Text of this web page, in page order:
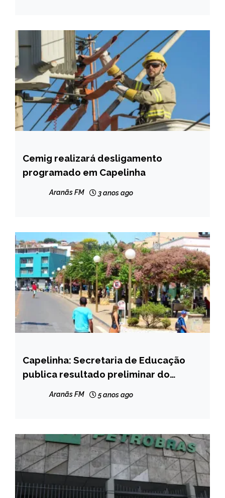
CAPELINHA
NOTÍCIAS
Cemig realizará desligamento
programado em Capelinha
Aranãs FM 3 anos ago
CAPELINHA
NOTÍCIAS
Capelinha: Secretaria de Educação
publica resultado preliminar do
Aranãs FM 5 anos ago